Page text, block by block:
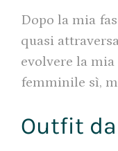
Dopo la mia
quasi
evolvere la
femminile sì,
Outfit